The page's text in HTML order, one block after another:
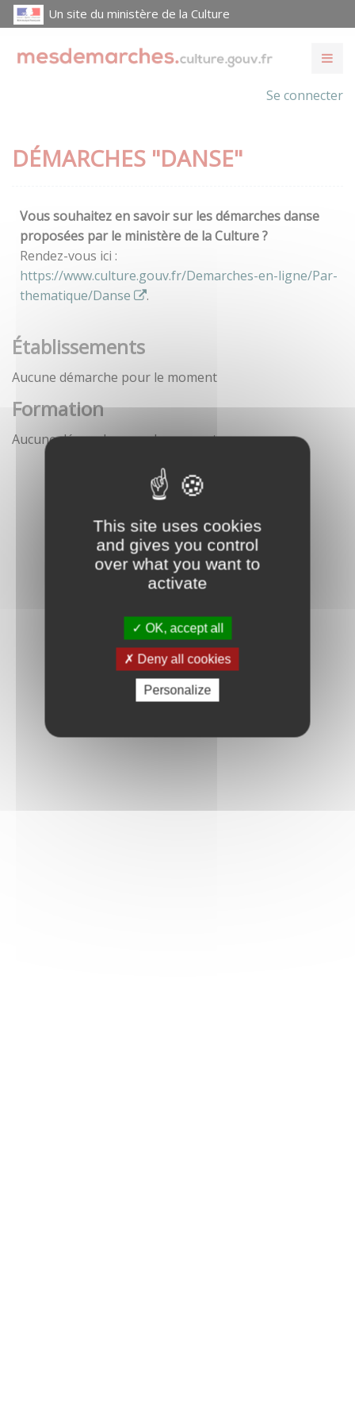
This site uses cookies
and gives you control
over what you want to
activate
OK, accept all
Deny all cookies
Personalize
Un site du ministère de la Culture
Se connecter
DÉMARCHES "DANSE"
Vous souhaitez en savoir sur les démarches danse
proposées par le ministère de la Culture ?
Rendez-vous ici :
https://www.culture.gouv.fr/Demarches-en-ligne/Par-
thematique/Danse
.
Établissements
Aucune démarche pour le moment
Formation
Aucune démarche pour le moment